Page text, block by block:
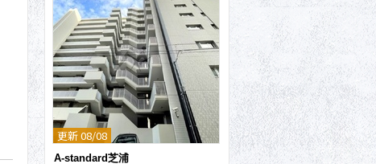
更新 08/08
A-standard芝浦